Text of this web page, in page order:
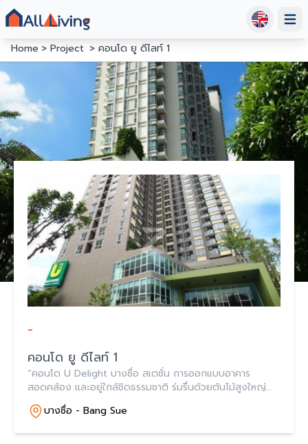
Home
Project คอนโด ยู ดีไลท์ 1
-
คอนโด ยู ดีไลท์ 1
“คอนโด U Delight บางซื่อ สเตชั่น การออกแบบอาคาร
สอดคล้อง และอยู่ใกล้ชิดธรรมชาติ ร่มรื่นด้วยต้นไม้สูงใหญ่
ตลอดแนวถนน ฟังก์ชั่นทุกห้องสามารถใช้งานได้จริง พร้อมคุ้ม
ค่ากับการอยู่อาศัย”
บางซื่อ - Bang Sue